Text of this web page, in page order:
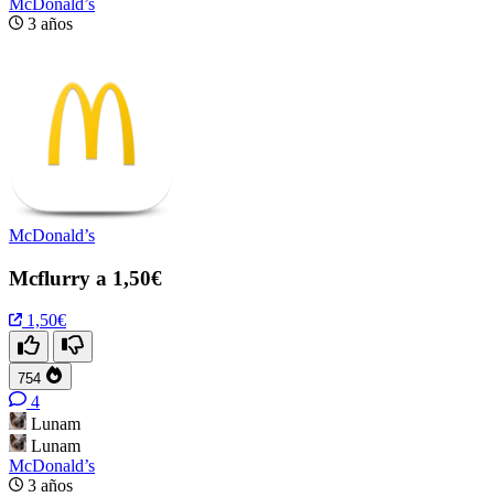
McDonald’s
3 años
McDonald’s
Mcflurry a 1,50€
1,50€
754
4
Lunam
Lunam
McDonald’s
3 años